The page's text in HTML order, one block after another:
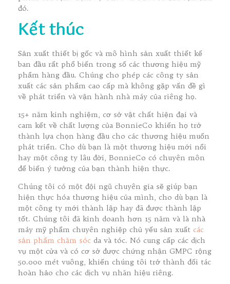
đó.
Kết thúc
Sản xuất thiết bị gốc và mô hình sản xuất thiết kế
ban đầu rất phổ biến trong số các thương hiệu mỹ
phẩm hàng đầu. Chúng cho phép các công ty sản
xuất các sản phẩm cao cấp mà không gặp vấn đề gì
về phát triển và vận hành nhà máy của riêng họ.
15+ năm kinh nghiệm, cơ sở vật chất hiện đại và
cam kết về chất lượng của BonnieCo khiến họ trở
thành lựa chọn hàng đầu cho các thương hiệu muốn
phát triển. Cho dù bạn là một thương hiệu mới nổi
hay một công ty lâu đời, BonnieCo có chuyên môn
để biến ý tưởng của bạn thành hiện thực.
Chúng tôi có một đội ngũ chuyên gia sẽ giúp bạn
hiện thực hóa thương hiệu của mình, cho dù bạn là
một công ty mới thành lập hay đã được thành lập
tốt. Chúng tôi đã kinh doanh hơn 15 năm và là nhà
máy mỹ phẩm chuyên nghiệp chủ yếu sản xuất các
sản phẩm chăm sóc da và tóc. Nó cung cấp các dịch
vụ một cửa và có cơ sở được chứng nhận GMPC rộng
50.000 mét vuông, khiến chúng tôi trở thành đối tác
hoàn hảo cho các dịch vụ nhãn hiệu riêng.